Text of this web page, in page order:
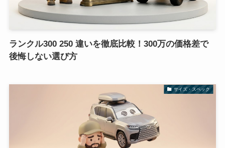
ランクル300 250 違いを徹底比較！300万の価格差で
後悔しない選び方
サイズ・スペック